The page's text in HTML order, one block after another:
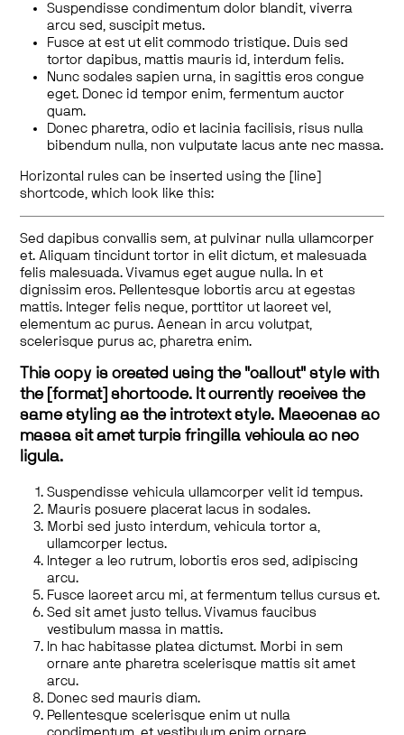
Suspendisse condimentum dolor blandit, viverra
arcu sed, suscipit metus.
Fusce at est ut elit commodo tristique. Duis sed
tortor dapibus, mattis mauris id, interdum felis.
Nunc sodales sapien urna, in sagittis eros congue
eget. Donec id tempor enim, fermentum auctor
quam.
Donec pharetra, odio et lacinia facilisis, risus nulla
bibendum nulla, non vulputate lacus ante nec massa.
Horizontal rules can be inserted using the [line]
shortcode, which look like this:
Sed dapibus convallis sem, at pulvinar nulla ullamcorper
et. Aliquam tincidunt tortor in elit dictum, et malesuada
felis malesuada. Vivamus eget augue nulla. In et
dignissim eros. Pellentesque lobortis arcu at egestas
mattis. Integer felis neque, porttitor ut laoreet vel,
elementum ac purus. Aenean in arcu volutpat,
scelerisque purus ac, pharetra enim.
This copy is created using the "callout" style with
the [format] shortcode. It currently receives the
same styling as the introtext style. Maecenas ac
massa sit amet turpis fringilla vehicula ac nec
ligula.
Suspendisse vehicula ullamcorper velit id tempus.
Mauris posuere placerat lacus in sodales.
Morbi sed justo interdum, vehicula tortor a,
ullamcorper lectus.
Integer a leo rutrum, lobortis eros sed, adipiscing
arcu.
Fusce laoreet arcu mi, at fermentum tellus cursus et.
Sed sit amet justo tellus. Vivamus faucibus
vestibulum massa in mattis.
In hac habitasse platea dictumst. Morbi in sem
ornare ante pharetra scelerisque mattis sit amet
arcu.
Donec sed mauris diam.
Pellentesque scelerisque enim ut nulla